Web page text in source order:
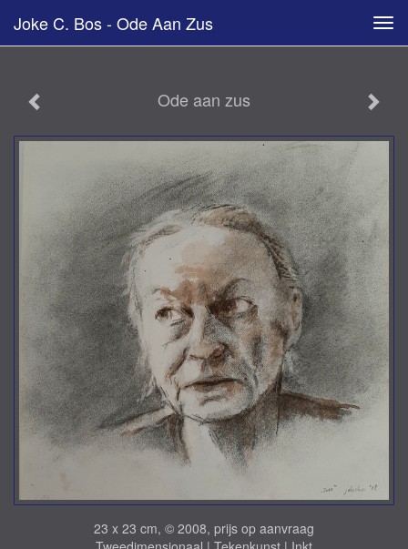
Joke C. Bos - Ode Aan Zus
Ode aan zus
23 x 23 cm, © 2008, prijs op aanvraag